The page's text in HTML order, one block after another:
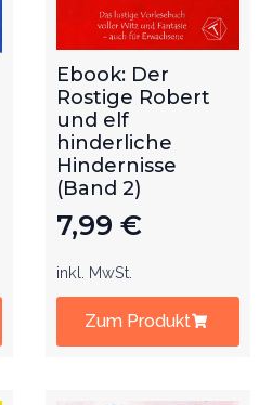
Ebook: Der
Rostige Robert
und elf
hinderliche
Hindernisse
(Band 2)
7,99 €
inkl. MwSt.
Zum Produkt